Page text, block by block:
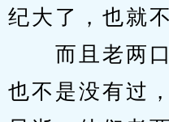
纪大了，也就
而且老两口
也不是没有过